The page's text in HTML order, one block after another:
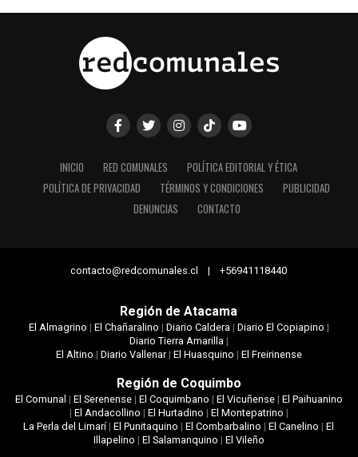
INICIO RED COMUNALES
POLÍTICA EDITORIAL Y ÉTICA
POLÍTICA DE PRIVACIDAD
TÉRMINOS Y CONDICIONES
PUBLICIDAD
DENUNCIAS
CONTACTO
contacto@redcomunales.cl | +56941118440
Región de Atacama
El Almagrino | El Chañaralino | Diario Caldera| Diario El Copiapino |
Diario Tierra Amarilla|
El Altino | Diario Vallenar| El Huasquino | El Freirinense
Región de Coquimbo
El Comunal | El Serenense| El Coquimbano | El Vicuñense| El Paihuanino
| El Andacollino | El Hurtadino | El Montepatrino |
La Perla del Limarí|El Punitaquino |El Combarbalino |El Canelino |El
Illapelino | El Salamanquino | El Vileño